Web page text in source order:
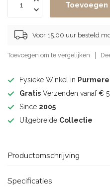
Voor 15.00 uur besteld
Toevoegen om te vergelijken
Fysieke Winkel in
Gratis Verzenden vanaf €
Since 2005
Uitgebreide Collectie
Productomschrijving
Specificaties